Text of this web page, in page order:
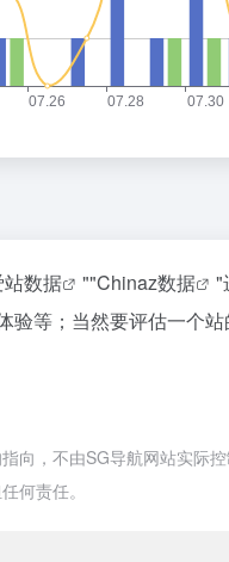
站数据 ""Chinaz数据
"
等；当然要评估一个
向，不由SG导航网站实际
何责任。